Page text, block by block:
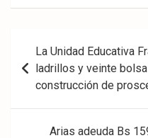
Navegación
de
entradas
La Unidad Educativa
ladrillos y veinte
construcción de
Arias adeuda Bs